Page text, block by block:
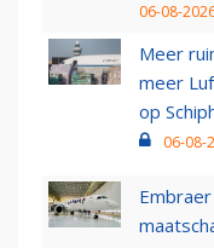
06-08-
Meer
meer
op
06-08-